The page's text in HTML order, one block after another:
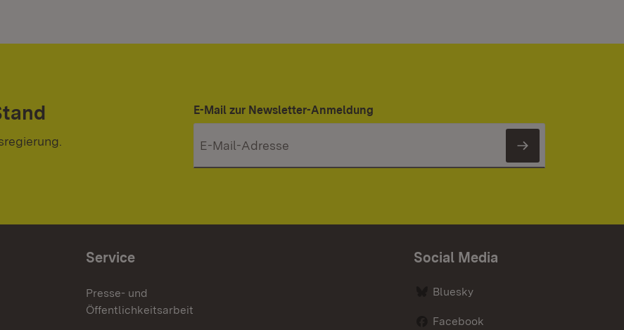
E-Mail zur Newsletter-Anmeldung
Newsletter
Service
Presse- und
Öffentlichkeitsarbeit
Social Media
Bluesky
Facebook